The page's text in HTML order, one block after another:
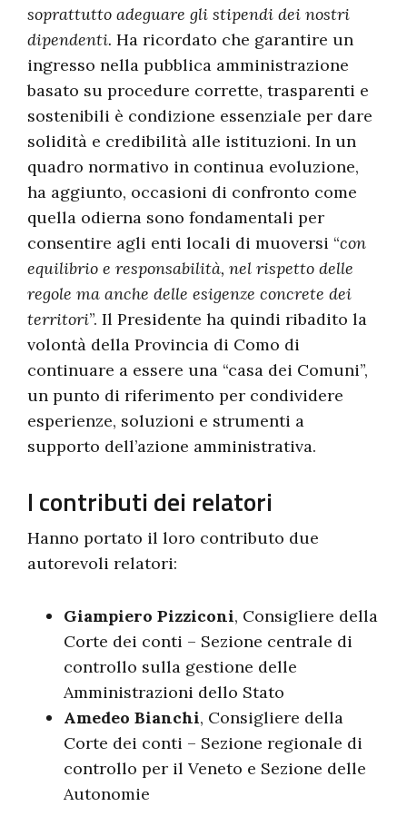
soprattutto adeguare gli stipendi dei nostri
dipendenti. Ha ricordato che garantire un
ingresso nella pubblica amministrazione
basato su procedure corrette, trasparenti e
sostenibili è condizione essenziale per dare
solidità e credibilità alle istituzioni. In un
quadro normativo in continua evoluzione,
ha aggiunto, occasioni di confronto come
quella odierna sono fondamentali per
consentire agli enti locali di muoversi “con
equilibrio e responsabilità, nel rispetto delle
regole ma anche delle esigenze concrete dei
territori”. Il Presidente ha quindi ribadito la
volontà della Provincia di Como di
continuare a essere una “casa dei Comuni”,
un punto di riferimento per condividere
esperienze, soluzioni e strumenti a
supporto dell’azione amministrativa.
I contributi dei relatori
Hanno portato il loro contributo due
autorevoli relatori:
Giampiero Pizziconi, Consigliere della
Corte dei conti – Sezione centrale di
controllo sulla gestione delle
Amministrazioni dello Stato
Amedeo Bianchi, Consigliere della
Corte dei conti – Sezione regionale di
controllo per il Veneto e Sezione delle
Autonomie